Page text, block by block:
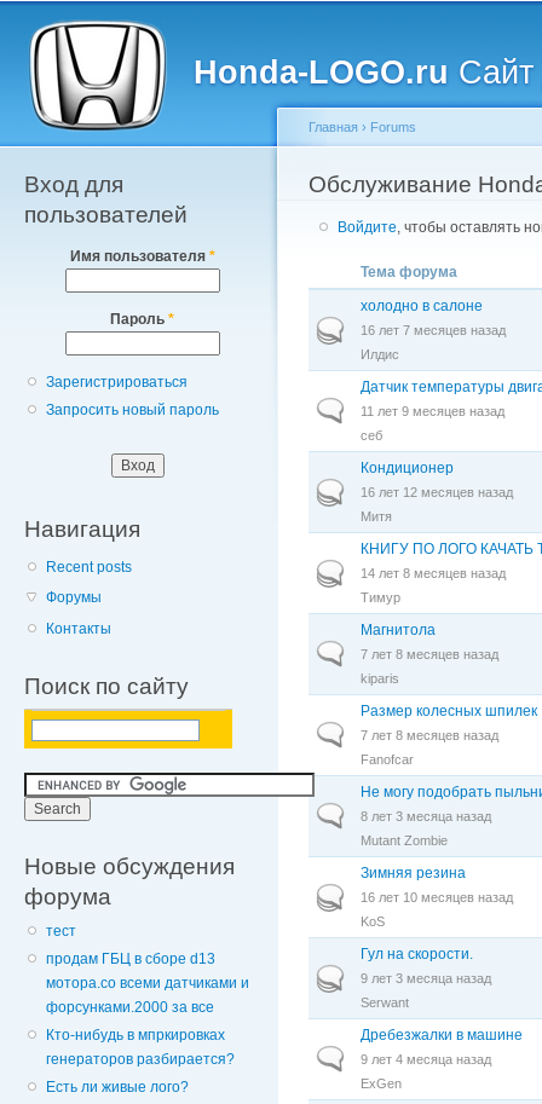
Honda-LOGO.ru Сайт
Главное меню
Вход для
пользователей
Имя пользователя *
Пароль *
Зарегистрироваться
Запросить новый пароль
Навигация
Recent posts
Форумы
Контакты
Поиск по сайту
Новые обсуждения
форума
тест
продам ГБЦ в сборе d13
мотора.со всеми датчиками и
форсунками.2000 за все
Кто-нибудь в мпркировках
генераторов разбирается?
Есть ли живые лого?
Вы здесь
Главная › Forums
Обслуживание
Войдите, чтобы оставлять
Тема форума
Горячая тема
холодно в салоне
16 лет 7 месяцев назад
Илдис
Обычная тема
Датчик температуры
11 лет 9 месяцев назад
себ
Горячая тема
Кондиционер
16 лет 12 месяцев назад
Митя
Горячая тема
КНИГУ ПО ЛОГО КАЧАТЬ
14 лет 8 месяцев назад
Тимур
Обычная тема
Магнитола
7 лет 8 месяцев назад
kiparis
Обычная тема
Размер колесных шпилек
7 лет 8 месяцев назад
Fanofcar
Обычная тема
Не могу подобрать
8 лет 3 месяца назад
Mutant Zombie
Горячая тема
Зимняя резина
16 лет 10 месяцев назад
KoS
Горячая тема
Гул на скорости.
9 лет 3 месяца назад
Serwant
Обычная тема
Дребезжалки в машине
9 лет 4 месяца назад
ExGen